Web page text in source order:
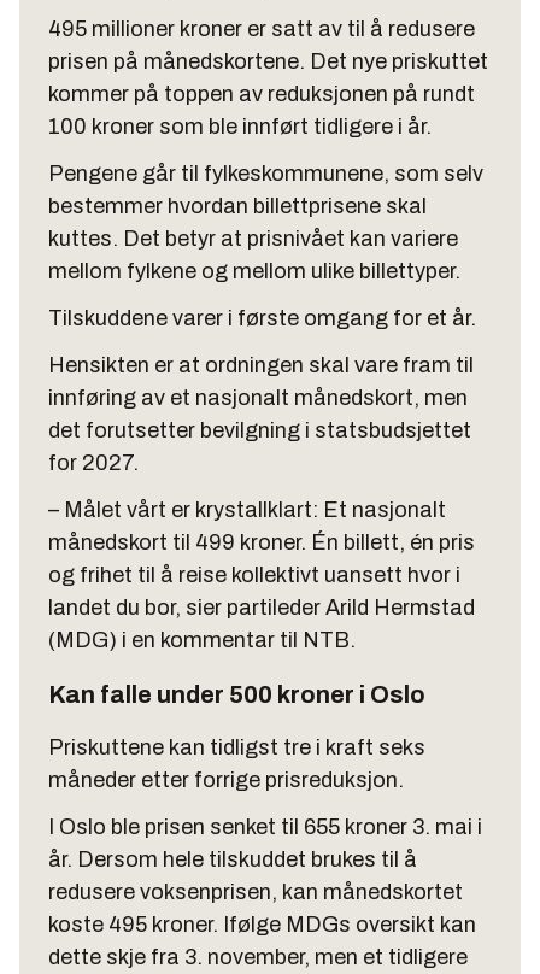
495 millioner kroner er satt av til å redusere
prisen på månedskortene. Det nye priskuttet
kommer på toppen av reduksjonen på rundt
100 kroner som ble innført tidligere i år.
Pengene går til fylkeskommunene, som selv
bestemmer hvordan billettprisene skal
kuttes. Det betyr at prisnivået kan variere
mellom fylkene og mellom ulike billettyper.
Tilskuddene varer i første omgang for et år.
Hensikten er at ordningen skal vare fram til
innføring av et nasjonalt månedskort, men
det forutsetter bevilgning i statsbudsjettet
for 2027.
– Målet vårt er krystallklart: Et nasjonalt
månedskort til 499 kroner. Én billett, én pris
og frihet til å reise kollektivt uansett hvor i
landet du bor, sier partileder Arild Hermstad
(MDG) i en kommentar til NTB.
Kan falle under 500 kroner i Oslo
Priskuttene kan tidligst tre i kraft seks
måneder etter forrige prisreduksjon.
I Oslo ble prisen senket til 655 kroner 3. mai i
år. Dersom hele tilskuddet brukes til å
redusere voksenprisen, kan månedskortet
koste 495 kroner. Ifølge MDGs oversikt kan
dette skje fra 3. november, men et tidligere